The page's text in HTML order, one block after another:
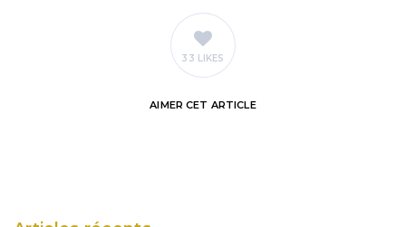
33 LIKES
AIMER CET ARTICLE